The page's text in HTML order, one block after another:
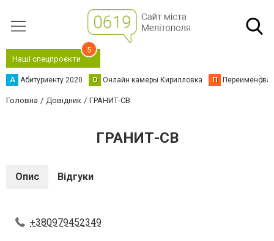
Наші спецпроєкти
5
А Абитуриенту 2020 О Онлайн камеры Кирилловка П
Головна Довідник ГРАНИТ-СВ
ГРАНИТ-СВ
Опис Відгуки
+380979452349